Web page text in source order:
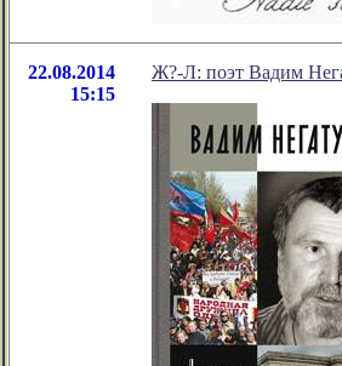
22.08.2014
15:15
Ж?-Л: поэт Вадим